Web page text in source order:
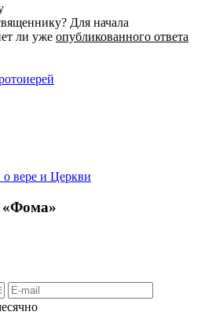
Для начала
ли уже опубликованного ответа
вере и Церкви
«Фома»